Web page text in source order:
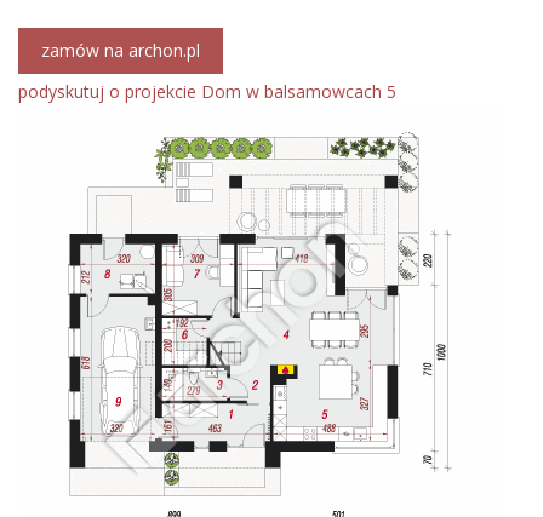
zamów na archon.pl
podyskutuj o projekcie Dom w balsamowcach 5